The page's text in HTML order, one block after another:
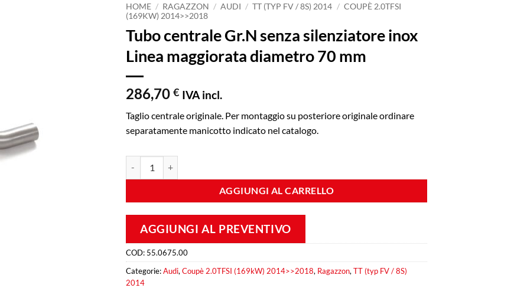
HOME / RAGAZZON / AUDI / TT (TYP FV / 8S) 2014 / COUPÈ 2.0TFSI
(169KW) 2014>>2018
Tubo centrale Gr.N senza silenziatore inox
Linea maggiorata diametro 70 mm
286,70 € IVA incl.
Taglio centrale originale. Per montaggio su posteriore originale ordinare
separatamente manicotto indicato nel catalogo.
AGGIUNGI AL CARRELLO
AGGIUNGI AL PREVENTIVO
COD: 55.0675.00
Categorie:Audi, Coupè 2.0TFSI (169kW) 2014>>2018, Ragazzon, TT (typ FV / 8S)
2014